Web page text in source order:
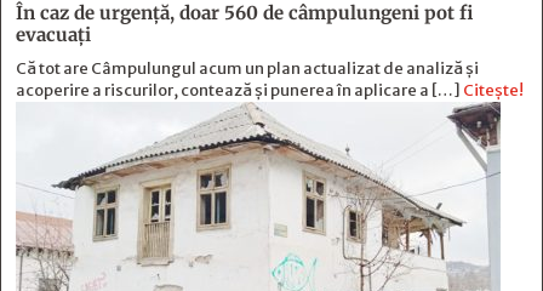
În caz de urgență, doar 560 de câmpulungeni pot fi
evacuați
Că tot are Câmpulungul acum un plan actualizat de analiză și
acoperire a riscurilor, contează și punerea în aplicare a […] Citește!